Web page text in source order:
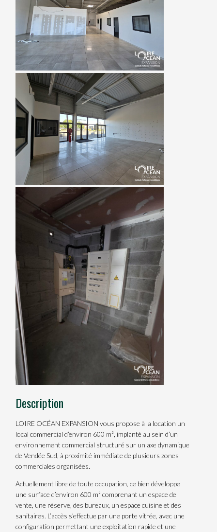
Description
LOIRE OCÉAN EXPANSION vous propose à la location un
local commercial d’environ 600 m², implanté au sein d’un
environnement commercial structuré sur un axe dynamique
de Vendée Sud, à proximité immédiate de plusieurs zones
commerciales organisées.
Actuellement libre de toute occupation, ce bien développe
une surface d’environ 600 m² comprenant un espace de
vente, une réserve, des bureaux, un espace cuisine et des
sanitaires. L’accès s’effectue par une porte vitrée, avec une
configuration permettant une exploitation rapide et une